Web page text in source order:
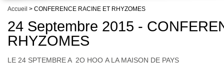
Accueil > CONFERENCE RACINE ET RHYZOMES
24 Septembre 2015 -
RHYZOMES
LE 24 SPTEMBRE A 2O HOO A LA MAISON DE PAYS